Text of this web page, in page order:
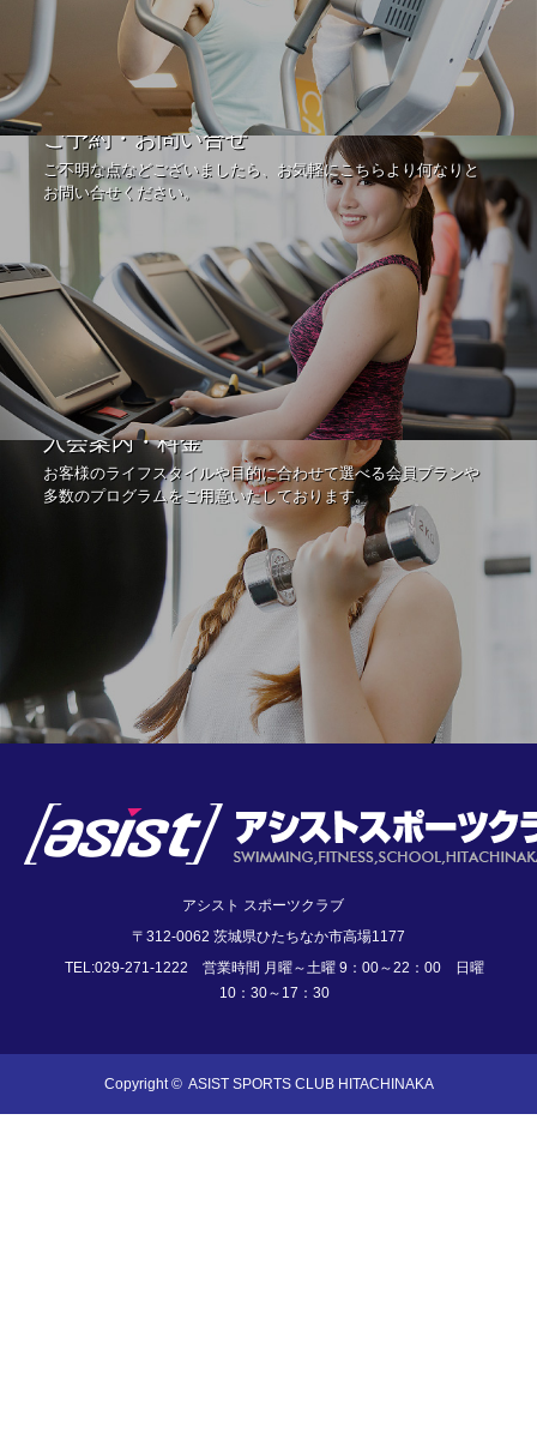
ご予約・お問い合せ
ご不明な点などございましたら、お気軽にこちらより何なりと
お問い合せください。
入会案内・料金
お客様のライフスタイルや目的に合わせて選べる会員プランや
多数のプログラムをご用意いたしております。
アシスト スポーツクラブ
〒312-0062 茨城県ひたちなか市高場1177
TEL:029-271-1222 営業時間 月曜～土曜 9：00～22：00 日曜
10：30～17：30
Copyright © ASIST SPORTS CLUB HITACHINAKA